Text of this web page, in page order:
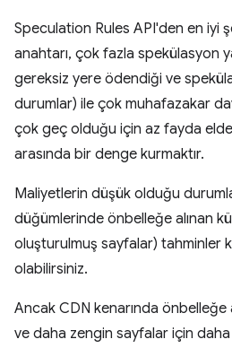
Speculation Rules API'den en iyi
anahtarı, çok fazla spekülasyon
gereksiz yere ödendiği ve
durumlar) ile çok muhafazakar
çok geç olduğu için az fayda
arasında bir denge kurmaktır.
Maliyetlerin düşük olduğu
düğümlerinde önbelleğe alınan
oluşturulmuş sayfalar) tahminler
olabilirsiniz.
Ancak CDN kenarında önbelleğe
ve daha zengin sayfalar için